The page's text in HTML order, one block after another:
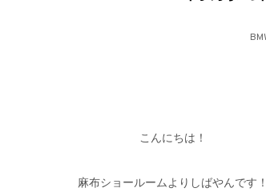
こんにちは！
麻布ショールームよりしばやんです！